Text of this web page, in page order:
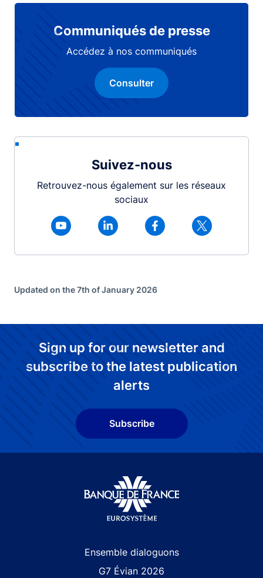
Communiqués de presse
Accédez à nos communiqués
Consulter
Suivez-nous
Retrouvez-nous également sur les réseaux
sociaux
Updated on the 7th of January 2026
Sign up for our newsletter and
subscribe to the latest publication
alerts
Subscribe
Ensemble dialoguons
G7 Évian 2026